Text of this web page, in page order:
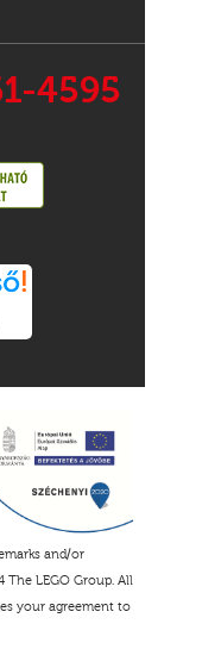
4595
and/or
The LEGO Group. All
your agreement to